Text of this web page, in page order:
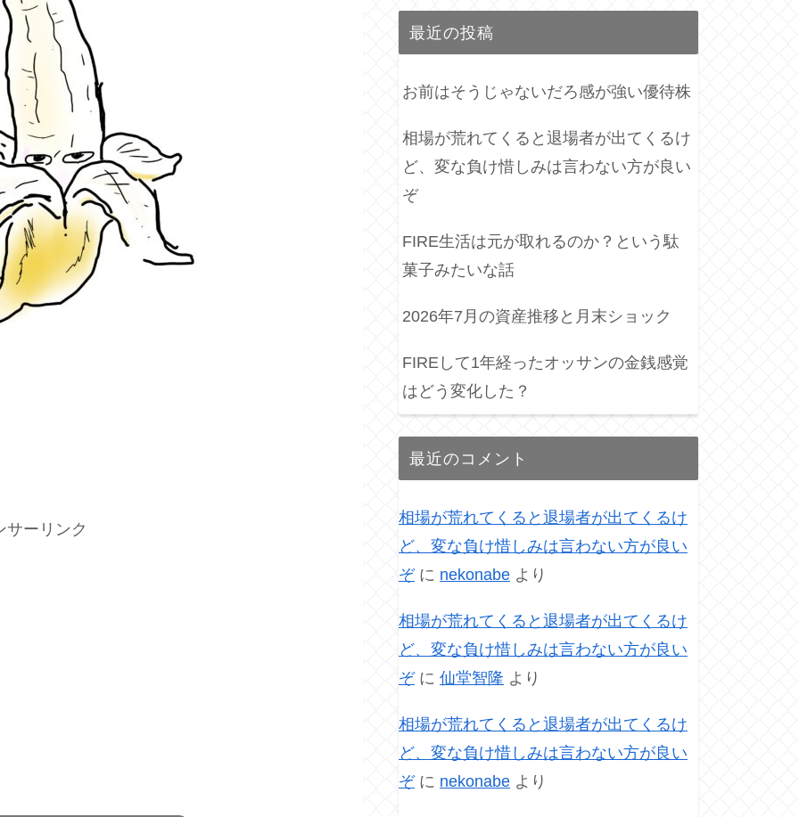
サーリンク
最近の投稿
お前はそうじゃないだろ感が強い優待株
相場が荒れてくると退場者が出てくるけ
ど、変な負け惜しみは言わない方が良い
ぞ
FIRE生活は元が取れるのか？という駄
菓子みたいな話
2026年7月の資産推移と月末ショック
FIREして1年経ったオッサンの金銭感覚
はどう変化した？
最近のコメント
相場が荒れてくると退場者が出てくるけ
ど、変な負け惜しみは言わない方が良い
ぞに nekonabe より
相場が荒れてくると退場者が出てくるけ
ど、変な負け惜しみは言わない方が良い
ぞに 仙堂智隆 より
相場が荒れてくると退場者が出てくるけ
ど、変な負け惜しみは言わない方が良い
ぞに nekonabe より